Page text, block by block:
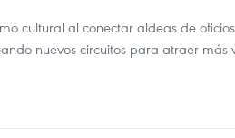
cultural al conectar aldeas de
nuevos circuitos para atraer más